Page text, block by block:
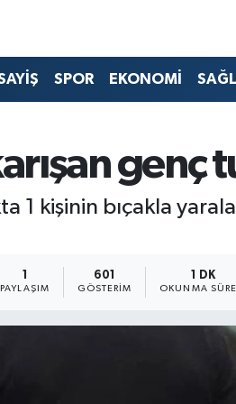
SPOR EKONOMİ
genç
kişinin bıçakla
PAYLAŞIM
601
GÖSTERIM
1 DK
OKUNMA